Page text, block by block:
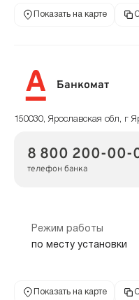
Показать на карте
Банкомат
150030, Ярославская обл, г
8 800 200-00-
телефон банка
Режим работы
по месту установки
Показать на карте